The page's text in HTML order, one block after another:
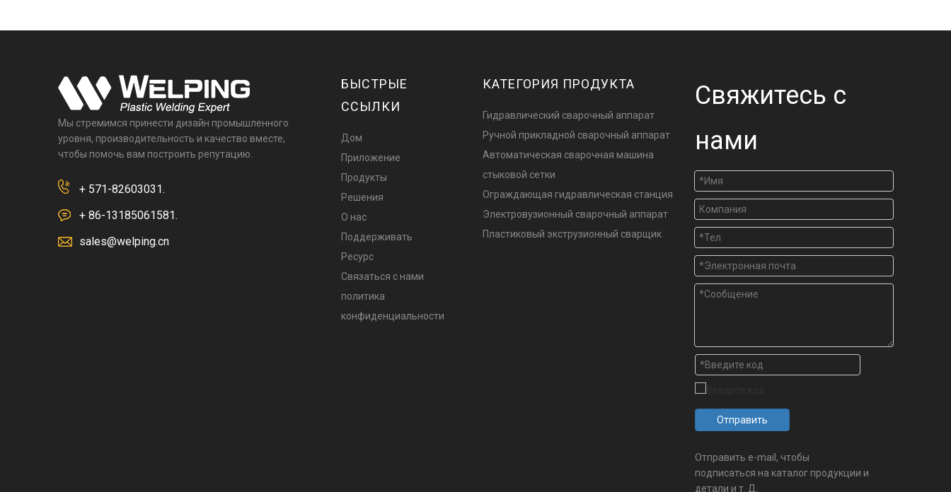
Мы стремимся принести дизайн промышленного
уровня, производительность и качество вместе,
чтобы помочь вам построить репутацию.
+ 571-82603031.
+ 86-13185061581.
sales@welping.cn
БЫСТРЫЕ
ССЫЛКИ
Дом
Приложение
Продукты
Решения
О нас
Поддерживать
Ресурс
Связаться с нами
политика
конфиденциальности
КАТЕГОРИЯ ПРОДУКТА
Гидравлический сварочный аппарат
Ручной прикладной сварочный аппарат
Автоматическая сварочная машина
стыковой сетки
Ограждающая гидравлическая станция
Электровузионный сварочный аппарат
Пластиковый экструзионный сварщик
Свяжитесь с
нами
Отправить
Отправить e-mail, чтобы
подписаться на каталог продукции и
детали и т. Д.